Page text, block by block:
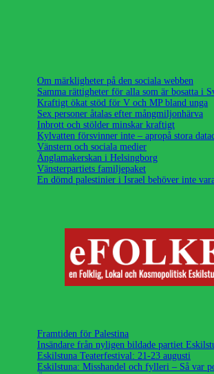
Om märkligheter på den sociala webben
Samma rättigheter för alla som är bosatta i
Kraftigt ökat stöd för V och MP bland unga
Sex personer åtalas efter mångmiljonhärva
Inbrott och stölder minskar kraftigt
Kylvatten försvinner inte – apropå stora
Vänstern och sociala medier
Änglamakerskan i Helsingborg
Vänsterpartiets familjepaket
En dömd palestinier i Israel behöver inte
Framtiden för Palestina
Insändare från nyligen bildade partiet
Eskilstuna Teaterfestival: 21-23 augusti
Eskilstuna: Misshandel och fylleri – Så var